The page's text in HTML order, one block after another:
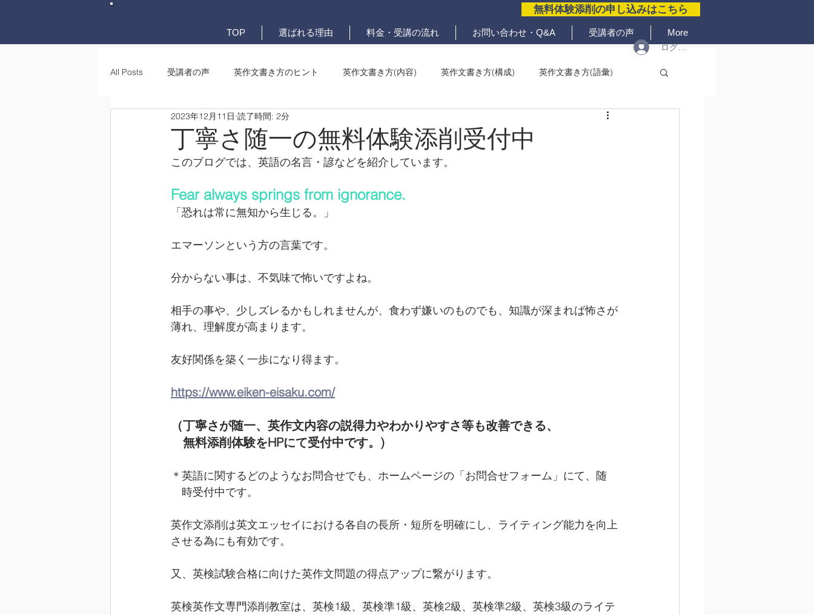
無料体験添削の申し込みはこちら
TOP 選ばれる理由 料金・受講の流れ お問い合わせ・Q&A 受講者の声 More
ログイン
All Posts 受講者の声 英作文書き方のヒント 英作文書き方(内容) 英作文書き方(構成) 英作文書き方(語彙)
英作文書き方(文法) 要約・e-メール問題
丁寧さ随一の無料体験添削受付中
2023年12月11日 読了時間: 2分
このブログでは、英語の名言・諺などを紹介しています。
Fear always springs from ignorance.
「恐れは常に無知から生じる。」
エマーソンという方の言葉です。
分からない事は、不気味で怖いですよね。
相手の事や、少しズレるかもしれませんが、食わず嫌いのものでも、知識が深まれば怖さが
薄れ、理解度が高まります。
友好関係を築く一歩になり得ます。
https://www.eiken-eisaku.com/
（丁寧さが随一、英作文内容の説得力やわかりやすさ等も改善できる、
無料添削体験をHPにて受付中です。)
＊英語に関するどのようなお問合せでも、ホームページの「お問合せフォーム」にて、随
時受付中です。
英作文添削は英文エッセイにおける各自の長所・短所を明確にし、ライティング能力を向上
させる為にも有効です。
又、英検試験合格に向けた英作文問題の得点アップに繋がります。
英検英作文専門添削教室は、英検1級、英検準1級、英検2級、英検準2級、英検3級のライテ